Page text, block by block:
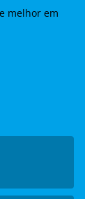
melhor em